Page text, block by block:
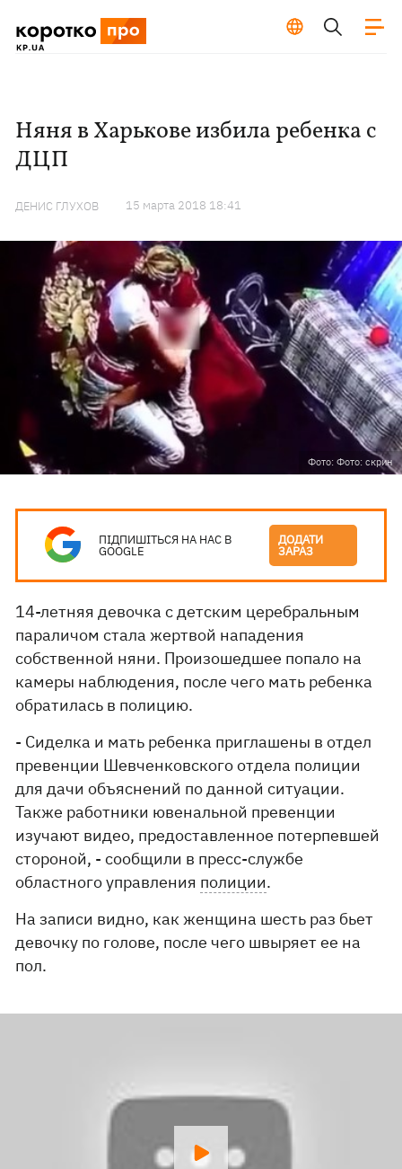
Няня в Харькове избила ребенка с
ДЦП
ДЕНИС ГЛУХОВ 15 марта 2018 18:41
Фото: Фото: скрин
ПІДПИШІТЬСЯ НА НАС В
GOOGLE
ДОДАТИ
ЗАРАЗ
14-летняя девочка с детским церебральным
параличом стала жертвой нападения
собственной няни. Произошедшее попало на
камеры наблюдения, после чего мать ребенка
обратилась в полицию.
- Сиделка и мать ребенка приглашены в отдел
превенции Шевченковского отдела полиции
для дачи объяснений по данной ситуации.
Также работники ювенальной превенции
изучают видео, предоставленное потерпевшей
стороной, - сообщили в пресс-службе
областного управления полиции.
На записи видно, как женщина шесть раз бьет
девочку по голове, после чего швыряет ее на
пол.